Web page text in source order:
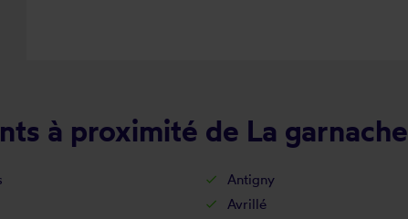
à proximité de La garnache
Antigny
Avrillé